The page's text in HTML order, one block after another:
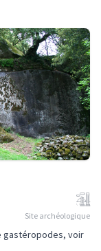
Site archéologique
gastéropodes, voir